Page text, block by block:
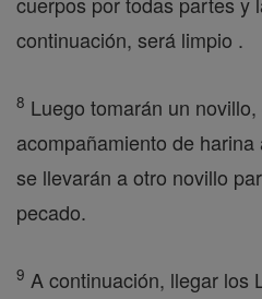
continuación, será limpio .
8 Luego tomarán un
acompañamiento de
se llevarán a otro novillo
pecado.
9 A continuación, llegar los